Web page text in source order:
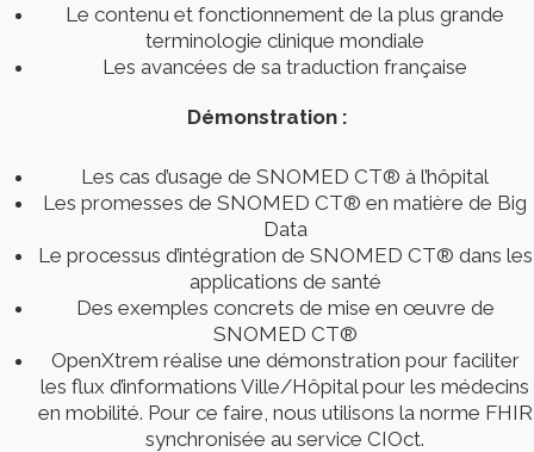
Le contenu et fonctionnement de la plus grande
terminologie clinique mondiale
Les avancées de sa traduction française
Démonstration :
Les cas d’usage de SNOMED CT® à l’hôpital
Les promesses de SNOMED CT® en matière de Big
Data
Le processus d’intégration de SNOMED CT® dans les
applications de santé
Des exemples concrets de mise en œuvre de
SNOMED CT®
OpenXtrem réalise une démonstration pour faciliter
les flux d’informations Ville/Hôpital pour les médecins
en mobilité. Pour ce faire, nous utilisons la norme FHIR
synchronisée au service CIOct.